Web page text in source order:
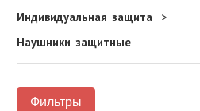
Индивидуальная защита
Наушники защитные
Фильтры